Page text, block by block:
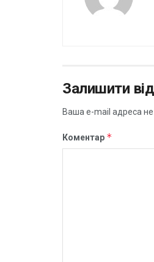
Залишити
Ваша e-mail адреса
Коментар *